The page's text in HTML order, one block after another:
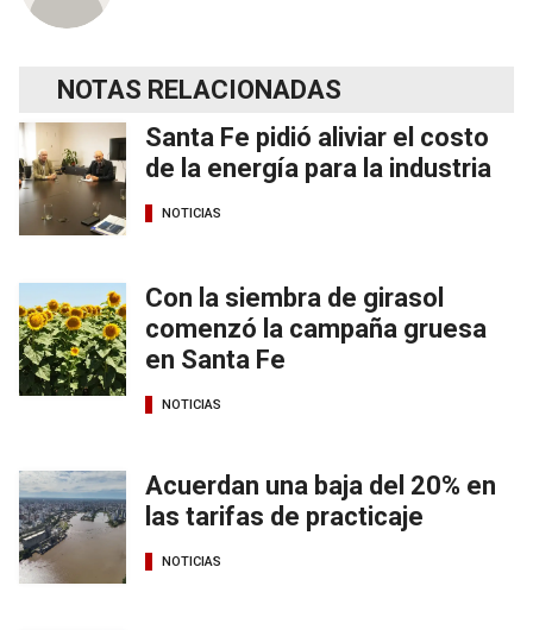
NOTAS RELACIONADAS
Santa Fe pidió aliviar el costo
de la energía para la industria
NOTICIAS
Con la siembra de girasol
comenzó la campaña gruesa
en Santa Fe
NOTICIAS
Acuerdan una baja del 20% en
las tarifas de practicaje
NOTICIAS